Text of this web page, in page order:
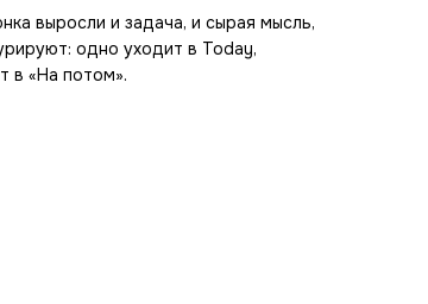
выросли и задача, и сырая мысль,
одно уходит в Today,
в «На потом».